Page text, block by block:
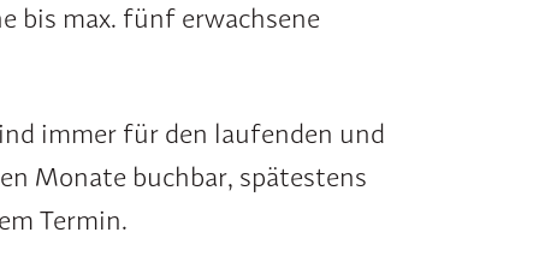
bis max. fünf erwachsene
immer für den laufenden und
Monate buchbar, spätestens
Termin.